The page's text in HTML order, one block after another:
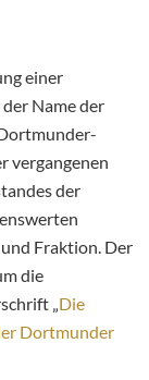
einer
Name der
vergangenen
der
Fraktion. Der
die
„Die
Dortmunder